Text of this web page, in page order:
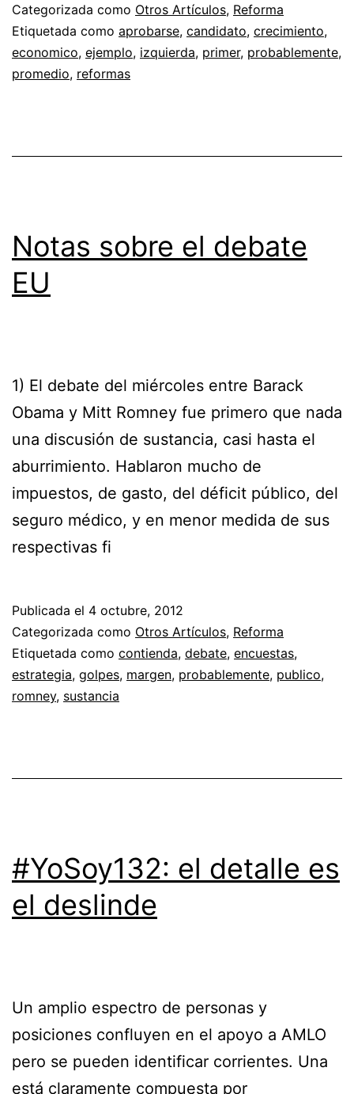
Categorizada como Otros Artículos, Reforma
Etiquetada como aprobarse, candidato, crecimiento,
economico, ejemplo, izquierda, primer, probablemente,
promedio, reformas
Notas sobre el debate
EU
1) El debate del miércoles entre Barack
Obama y Mitt Romney fue primero que nada
una discusión de sustancia, casi hasta el
aburrimiento. Hablaron mucho de
impuestos, de gasto, del déficit público, del
seguro médico, y en menor medida de sus
respectivas fi
Publicada el 4 octubre, 2012
Categorizada como Otros Artículos, Reforma
Etiquetada como contienda, debate, encuestas,
estrategia, golpes, margen, probablemente, publico,
romney, sustancia
#YoSoy132: el detalle es
el deslinde
Un amplio espectro de personas y
posiciones confluyen en el apoyo a AMLO
pero se pueden identificar corrientes. Una
está claramente compuesta por